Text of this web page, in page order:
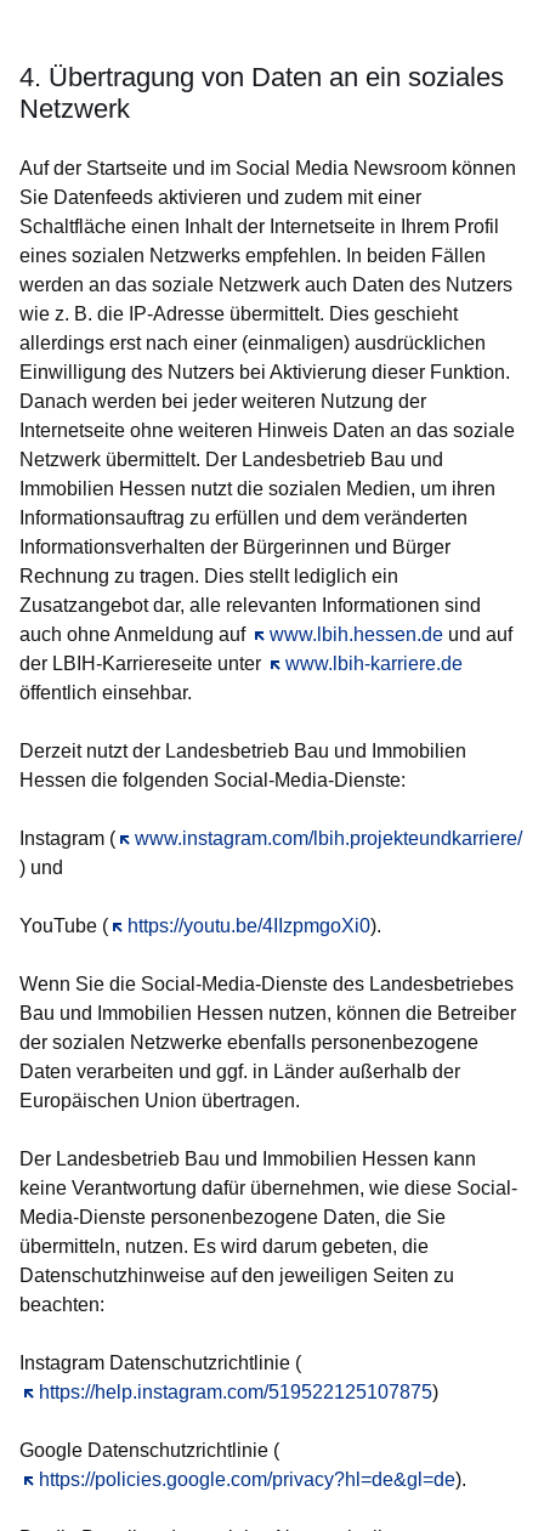
4. Übertragung von Daten an ein soziales
Netzwerk
Auf der Startseite und im Social Media Newsroom können
Sie Datenfeeds aktivieren und zudem mit einer
Schaltfläche einen Inhalt der Internetseite in Ihrem Profil
eines sozialen Netzwerks empfehlen. In beiden Fällen
werden an das soziale Netzwerk auch Daten des Nutzers
wie z. B. die IP-Adresse übermittelt. Dies geschieht
allerdings erst nach einer (einmaligen) ausdrücklichen
Einwilligung des Nutzers bei Aktivierung dieser Funktion.
Danach werden bei jeder weiteren Nutzung der
Internetseite ohne weiteren Hinweis Daten an das soziale
Netzwerk übermittelt. Der Landesbetrieb Bau und
Immobilien Hessen nutzt die sozialen Medien, um ihren
Informationsauftrag zu erfüllen und dem veränderten
Informationsverhalten der Bürgerinnen und Bürger
Rechnung zu tragen. Dies stellt lediglich ein
Zusatzangebot dar, alle relevanten Informationen sind
auch ohne Anmeldung auf
www.lbih.hessen.de
Öffnet sich in einem neuenund auf
der LBIH-Karriereseite unter
www.lbih-karriere.de
Öffnet sich in einem neuen
öffentlich einsehbar.
Derzeit nutzt der Landesbetrieb Bau und Immobilien
Hessen die folgenden Social-Media-Dienste:
Instagram ( www.instagram.com/lbih.projekteundkarriere/
Öffnet sich in einem neuen Fenster
) und
YouTube ( https://youtu.be/4IIzpmgoXi0
Öffnet sich in einem neuen Fenster
).
Wenn Sie die Social-Media-Dienste des Landesbetriebes
Bau und Immobilien Hessen nutzen, können die Betreiber
der sozialen Netzwerke ebenfalls personenbezogene
Daten verarbeiten und ggf. in Länder außerhalb der
Europäischen Union übertragen.
Der Landesbetrieb Bau und Immobilien Hessen kann
keine Verantwortung dafür übernehmen, wie diese Social-
Media-Dienste personenbezogene Daten, die Sie
übermitteln, nutzen. Es wird darum gebeten, die
Datenschutzhinweise auf den jeweiligen Seiten zu
beachten:
Instagram Datenschutzrichtlinie (
https://help.instagram.com/519522125107875
Öffnet sich in einem neuen Fenster )
Google Datenschutzrichtlinie (
https://policies.google.com/privacy?hl=de&gl=de
Öffnet sich in einem neuen Fenster ).